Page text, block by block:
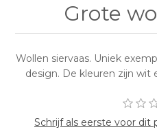
Grote
Wollen siervaas. Uniek
design. De kleuren zijn wit
Schrijf als eerste voor